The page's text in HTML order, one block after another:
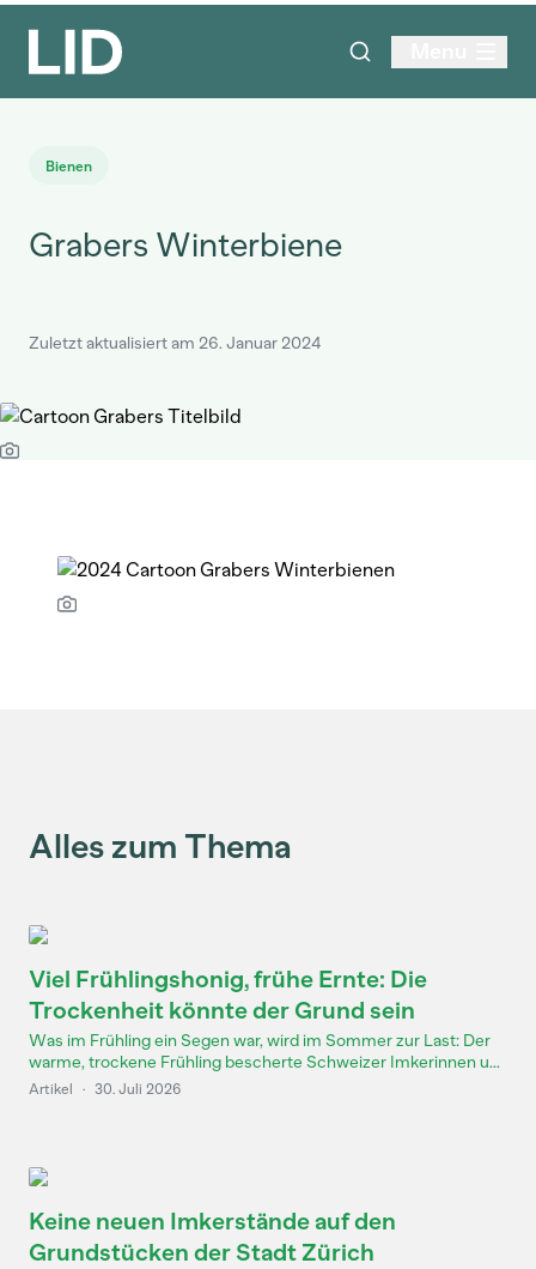
Bienen
Grabers Winterbiene
Zuletzt aktualisiert am 26. Januar 2024
Alles zum Thema
Viel Frühlingshonig, frühe Ernte: Die
Trockenheit könnte der Grund sein
Was im Frühling ein Segen war, wird im Sommer zur Last: Der
warme, trockene Frühling bescherte Schweizer Imkerinnen u...
Artikel · 30. Juli 2026
Keine neuen Imkerstände auf den
Grundstücken der Stadt Zürich